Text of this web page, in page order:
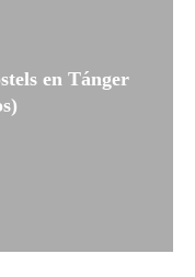
en Tánger